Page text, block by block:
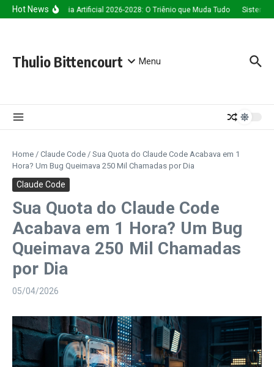
Ir para o conteúdo
Hot NewsInteligência Artificial 2026-2028: O Triênio que Muda Tudo Sistema
Thulio Bittencourt Menu
Home / Claude Code / Sua Quota do Claude Code Acabava em 1
Hora? Um Bug Queimava 250 Mil Chamadas por Dia
Claude Code
Sua Quota do Claude Code
Acabava em 1 Hora? Um Bug
Queimava 250 Mil Chamadas
por Dia
05/04/2026